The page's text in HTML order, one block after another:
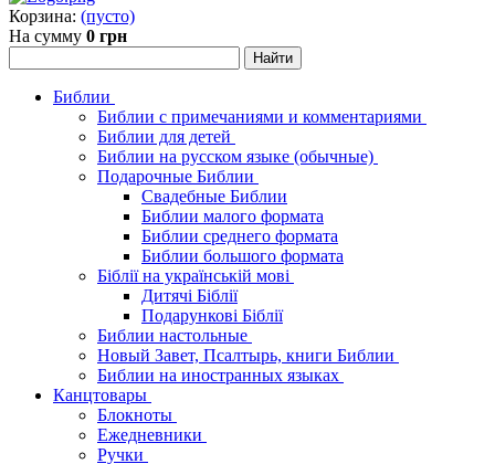
Корзина: (пусто)
На сумму 0 грн
Библии
Библии с примечаниями и комментариями
Библии для детей
Библии на русском языке (обычные)
Подарочные Библии
Свадебные Библии
Библии малого формата
Библии среднего формата
Библии большого формата
Біблії на українській мові
Дитячі Біблії
Подарункові Біблії
Библии настольные
Новый Завет, Псалтырь, книги Библии
Библии на иностранных языках
Канцтовары
Блокноты
Ежедневники
Ручки